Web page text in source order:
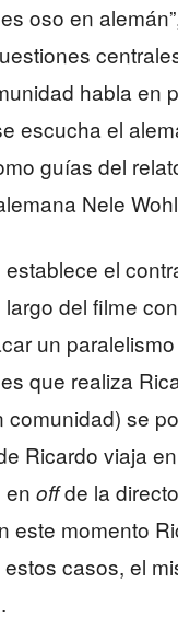
oso en
habla en
escucha el
guías del
Nele
el
largo del filme
un
que realiza
comunidad) se
Ricardo viaja
en offde la
este momento
estos casos, el